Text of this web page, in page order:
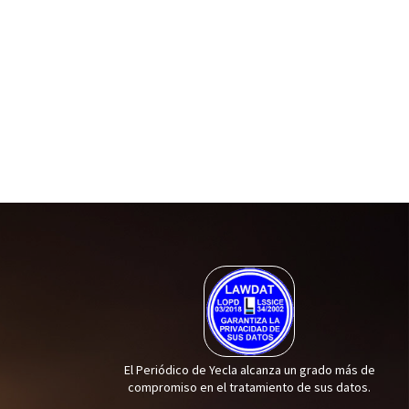
El Periódico de Yecla alcanza un grado más de
compromiso en el tratamiento de sus datos.